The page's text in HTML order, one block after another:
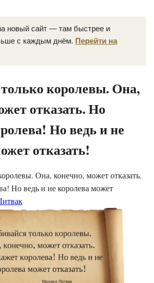
новый сайт — там быстрее и
с каждым днём. Перейти на
королевы. Она,
отказать. Но
Но ведь и не
отказать!
Она, конечно, может отказать.
Но ведь и не королева может